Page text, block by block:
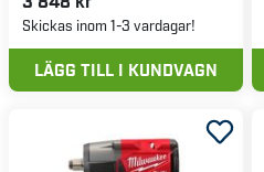
Skickas inom 1-3 vardagar!
LÄGG TILL I KUNDVAGN